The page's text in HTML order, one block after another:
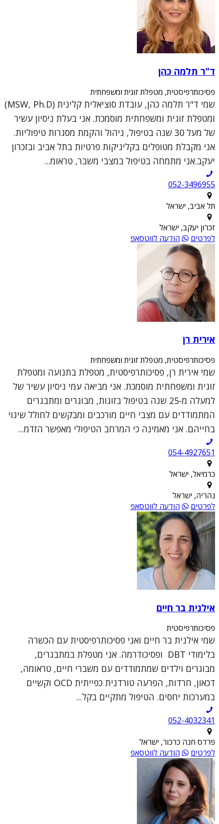
ד"ר תלמה כהן
פסיכותרפיסטית, מטפלת זוגית ומשפחתית
שמי ד"ר תלמה כהן, עובדת סוציאלית קלינית (MSW, Ph.D)
ומטפלת זוגית ומשפחתית מוסמכת. אני בעלת ניסיון עשיר
של מעל 30 שנה בטיפול, ניהול והקמת מסגרות טיפוליות.
אני מקבלת מטופלים בקליניקות פרטיות בתל אביב ובזכרון
יעקב.אני מתמחה בטיפול במצבי משבר, טראומ...
052-3496955
תל אביב, ישראל
זכרון יעקב, ישראל
לפרטים
הודעה לווטסאפ
אירית רן
פסיכותרפיסטית, מטפלת זוגית ומשפחתית
שמי אירית רן, פסיכותרפיסטית, מטפלת בתנועה ומטפלת
זוגית ומשפחתית מוסמכת. אני מביאה עמי ניסיון עשיר של
למעלה מ-25 שנה בטיפול בזוגות, מבוגרים ומתבגרים
המתמודדים עם מצבי חיים מורכבים ומבקשים לחולל שינוי
בחייהם. אני מאמינה כי המרחב הטיפולי מאפשר הזדמ...
054-4927651
כרמיאל, ישראל
נהריה, ישראל
לפרטים
הודעה לווטסאפ
אילנית בר חיים
פסיכותרפיסטית
שמי אילנית בר חיים ואני פסיכותרפיסטית עם הכשרה
בלימודי DBT ופסיכודרמה. אני מטפלת במתבגרים,
מבוגרים וילדים שמתמודדים עם משברי חיים, טראומה,
דכאון, חרדות, הפרעה טורדנית כפייתית OCD וקשיים
במערכות יחסים. הטיפול מתקיים בקל...
052-4032341
פרדס חנה כרכור, ישראל
לפרטים
הודעה לווטסאפ